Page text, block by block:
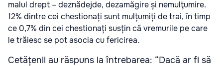
malul drept – deznădejde, dezamăgire și nemulţumire.
12% dintre cei chestionați sunt mulțumiți de trai, în timp
ce 0,7% din cei chestionați susțin că vremurile pe care
le trăiesc se pot asocia cu fericirea.
Cetățenii au răspuns la întrebarea: “Dacă ar fi să